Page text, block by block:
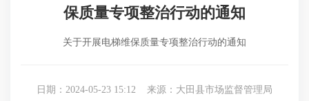
保质量专项整治行动的通知
关于开展电梯维保质量专项整治行动的通知
日期：2024-05-23 15:12 来源：大田县市场监督管理局